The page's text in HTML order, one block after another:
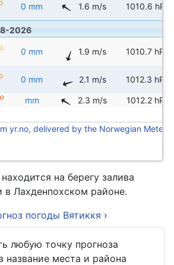
0 mm 1.6 m/s 1010.6 hPa
2026
0 mm 1.9 m/s 1010.7 hPa
0 mm 2.1 m/s 1012.3 hPa
mm 2.3 m/s 1012.2 hPa
yr.no, delivered by the Norwegian
на берегу залива
в Лахденпохском районе.
погоды Вятиккя ›
любую точку прогноза
название места и района